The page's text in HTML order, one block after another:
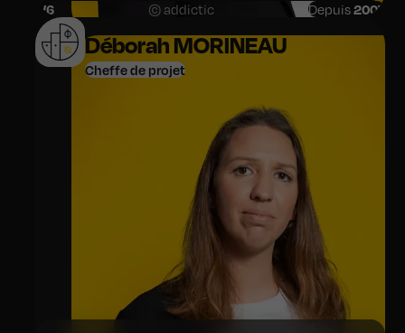
L’équipe d’addictic est maintenant devenue une agence
de référence en Digitale dans la région Centre Val de Loire
grâce à l’excellence de son équipe.
/6 © addictic Depuis2007
Déborah MORINEAU
Cheffe de projet